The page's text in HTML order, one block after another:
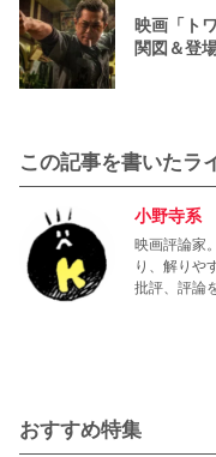
映画「ト
関図＆登
この記事を書いたラ
小野寺系
映画評論家
り、解りや
批評、評論
おすすめ特集